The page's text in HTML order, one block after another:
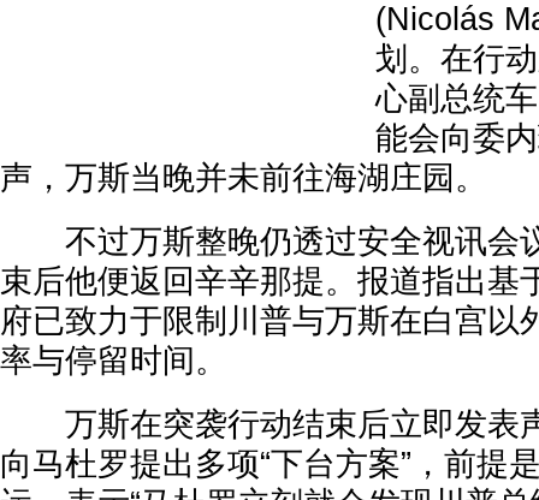
(Nicolás
划。在行
心副总统
能会向委
声，万斯当晚并未前往海湖庄园。
不过万斯整晚仍透过安全视讯会
束后他便返回辛辛那提。报道指出基
府已致力于限制川普与万斯在白宫以
率与停留时间。
万斯在突袭行动结束后立即发表
向马杜罗提出多项“下台方案”，前提